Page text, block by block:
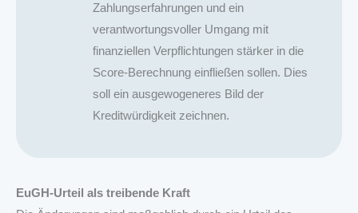
Zahlungserfahrungen und ein
verantwortungsvoller Umgang mit
finanziellen Verpflichtungen stärker in die
Score-Berechnung einfließen sollen. Dies
soll ein ausgewogeneres Bild der
Kreditwürdigkeit zeichnen.
EuGH-Urteil als treibende Kraft